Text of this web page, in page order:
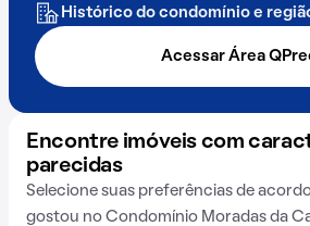
Histórico do condomínio e
Acessar Área
Encontre imóveis com
parecidas
Selecione suas preferências de
gostou no Condomínio Moradas da